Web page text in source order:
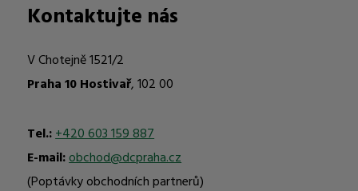
Kontaktujte nás
V Chotejně 1521/2
Praha 10 Hostivař, 102 00
Tel.:+420 603 159 887
E-mail:obchod@dcpraha.cz
(Poptávky obchodních partnerů)